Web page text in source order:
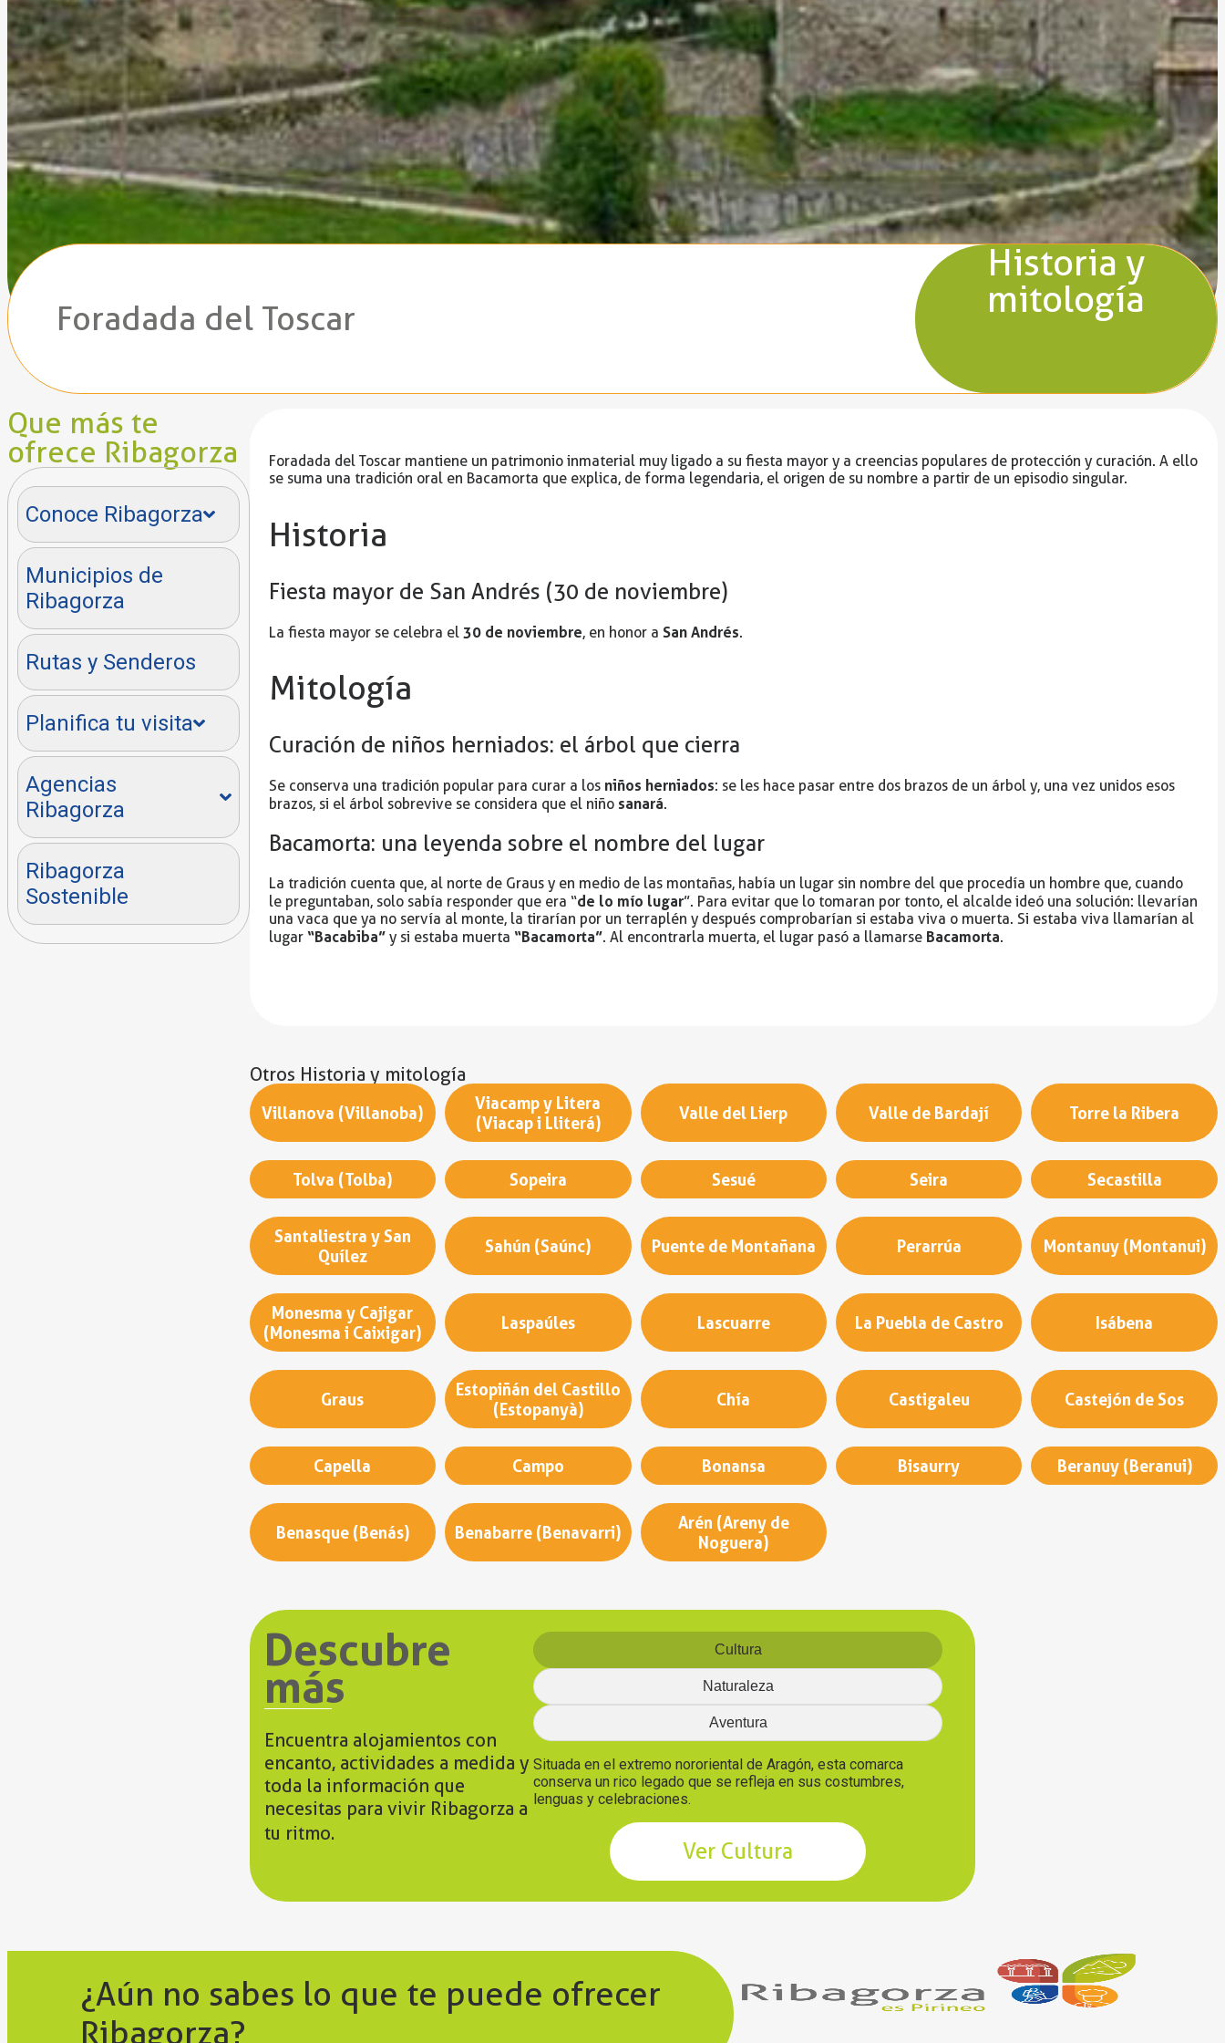
Foradada del Toscar
Historia y
mitología
Que más te
ofrece Ribagorza
Conoce Ribagorza
Municipios de
Ribagorza
Rutas y Senderos
Planifica tu visita
Agencias
Ribagorza
Ribagorza
Sostenible
Foradada del Toscar mantiene un patrimonio inmaterial muy ligado a su fiesta mayor y a creencias populares de protección y curación. A ello
se suma una tradición oral en Bacamorta que explica, de forma legendaria, el origen de su nombre a partir de un episodio singular.
Historia
Fiesta mayor de San Andrés (30 de noviembre)
La fiesta mayor se celebra el 30 de noviembre, en honor a San Andrés.
Mitología
Curación de niños herniados: el árbol que cierra
Se conserva una tradición popular para curar a los niños herniados: se les hace pasar entre dos brazos de un árbol y, una vez unidos esos
brazos, si el árbol sobrevive se considera que el niño sanará.
Bacamorta: una leyenda sobre el nombre del lugar
La tradición cuenta que, al norte de Graus y en medio de las montañas, había un lugar sin nombre del que procedía un hombre que, cuando
le preguntaban, solo sabía responder que era “de lo mío lugar”. Para evitar que lo tomaran por tonto, el alcalde ideó una solución: llevarían
una vaca que ya no servía al monte, la tirarían por un terraplén y después comprobarían si estaba viva o muerta. Si estaba viva llamarían al
lugar “Bacabiba”y si estaba muerta “Bacamorta”. Al encontrarla muerta, el lugar pasó a llamarse Bacamorta.
Otros Historia y mitología
Villanova (Villanoba)
Viacamp y Litera
(Viacap i Lliterá)
Valle del Lierp Valle de Bardají Torre la Ribera
Tolva (Tolba) Sopeira Sesué Seira Secastilla
Santaliestra y San
Quílez
Sahún (Saúnc) Puente de Montañana Perarrúa Montanuy (Montanui)
Monesma y Cajigar
(Monesma i Caixigar)
Laspaúles Lascuarre La Puebla de Castro Isábena
Graus
Estopiñán del Castillo
(Estopanyà)
Chía Castigaleu Castejón de Sos
Capella Campo Bonansa Bisaurry Beranuy (Beranui)
Benasque (Benás) Benabarre (Benavarri)
Arén (Areny de
Noguera)
Descubre
más
Encuentra alojamientos con
encanto, actividades a medida y
toda la información que
necesitas para vivir Ribagorza a
tu ritmo.
Cultura
Naturaleza
Aventura
Situada en el extremo nororiental de Aragón, esta comarca
conserva un rico legado que se refleja en sus costumbres,
lenguas y celebraciones.
Ver Cultura
¿Aún no sabes lo que te puede ofrecer
Ribagorza?